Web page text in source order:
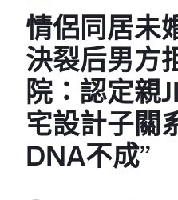
情侶同居未
決裂后男方
院：認定親
宅設計子關
DNA不成”